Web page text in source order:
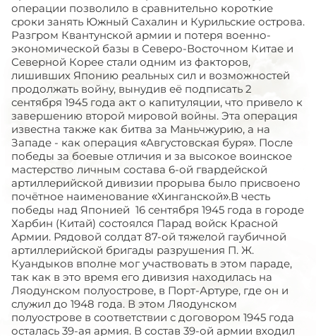
операции позволило в сравнительно короткие
сроки занять Южный Сахалин и Курильские острова.
Разгром Квантунской армии и потеря военно-
экономической базы в Северо-Восточном Китае и
Северной Корее стали одним из факторов,
лишивших Японию реальных сил и возможностей
продолжать войну, вынудив её подписать 2
сентября 1945 года акт о капитуляции, что привело к
завершению второй мировой войны. Эта операция
известна также как битва за Маньчжурию, а на
Западе - как операция «Августовская буря». После
победы за боевые отличия и за высокое воинское
мастерство личным состава 6-ой гвардейской
артиллерийской дивизии прорыва было присвоено
почётное наименование «Хинганской».В честь
победы над Японией 16 сентября 1945 года в городе
Харбин (Китай) состоялся Парад войск Красной
Армии. Рядовой солдат 87-ой тяжелой гаубичной
артиллерийской бригады разрушения П. Ж.
Куандыков вполне мог участвовать в этом параде,
так как в это время его дивизия находилась на
Ляодунском полуострове, в Порт-Артуре, где он и
служил до 1948 года. В этом Ляодунском
полуострове в соответствии с договором 1945 года
осталась 39-ая армия. В состав 39-ой армии входил